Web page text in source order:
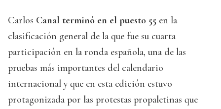
Carlos Canal terminó en el puesto 55 en la
clasificación general de la que fue su cuarta
participación en la ronda española, una de las
pruebas más importantes del calendario
internacional y que en esta edición estuvo
protagonizada por las protestas propaletinas que